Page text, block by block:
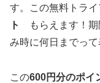
す。この無料トライ
ト
もらえます！
み時に何日までって
この600円分のポイ